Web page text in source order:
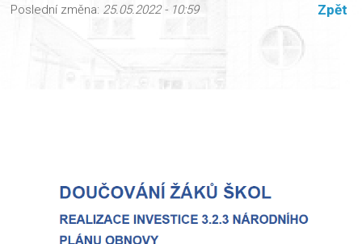
Poslední změna: 25.05.2022 - 10:59 Zpět